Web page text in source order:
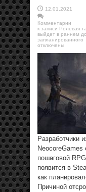
12.01.2021
Комментарии
к записи Ролевая
выйдет в раннем
запланированного
отключены
Разработчики
пошаговой
появится в
как
Причиной